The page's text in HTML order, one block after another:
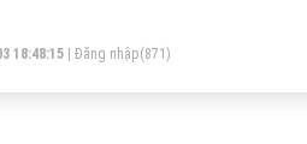
18:48:15 Đăng nhập(871)